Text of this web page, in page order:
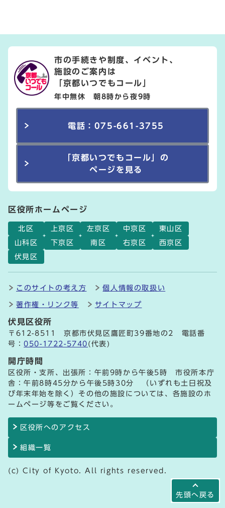
先頭へ戻る
市の手続きや制度、イベント、
施設のご案内は
「京都いつでもコール」
年中無休 朝8時から夜9時
電話：075-661-3755
「京都いつでもコール」の
ページを見る
区役所ホームページ
北区 上京区 左京区 中京区
東山区
山科区
下京区 南区 右京区
西京区
伏見区
このサイトの考え方 個人情報の取扱い
著作権・リンク等 サイトマップ
伏見区役所
〒612-8511 京都市伏見区鷹匠町39番地の2 電話番
号：050-1722-5740 (代表)
開庁時間
区役所・支所、出張所：午前9時から午後5時 市役所本庁
舎：午前8時45分から午後5時30分 （いずれも土日祝及
び年末年始を除く）その他の施設については、各施設のホ
ームページ等をご覧ください。
区役所へのアクセス
組織一覧
(c) City of Kyoto. All rights reserved.